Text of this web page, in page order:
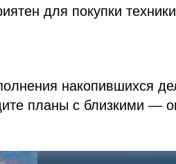
для покупки
накопившихся
планы с близкими —